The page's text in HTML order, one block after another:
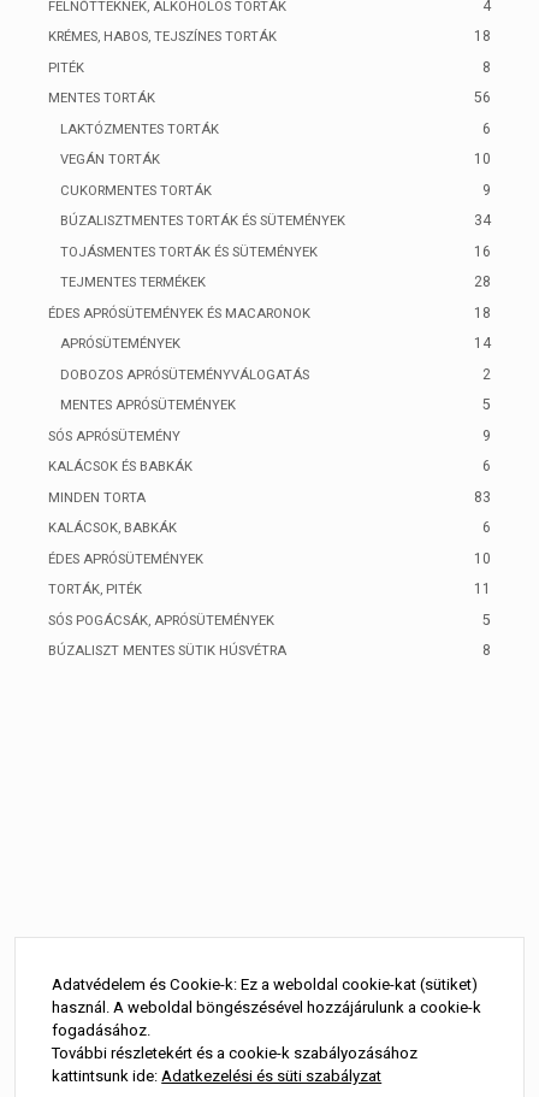
FELNŐTTEKNEK, ALKOHOLOS TORTÁK 4
KRÉMES, HABOS, TEJSZÍNES TORTÁK 18
PITÉK 8
MENTES TORTÁK 56
LAKTÓZMENTES TORTÁK 6
VEGÁN TORTÁK 10
CUKORMENTES TORTÁK 9
BÚZALISZTMENTES TORTÁK ÉS SÜTEMÉNYEK 34
TOJÁSMENTES TORTÁK ÉS SÜTEMÉNYEK 16
TEJMENTES TERMÉKEK 28
ÉDES APRÓSÜTEMÉNYEK ÉS MACARONOK 18
APRÓSÜTEMÉNYEK 14
DOBOZOS APRÓSÜTEMÉNYVÁLOGATÁS 2
MENTES APRÓSÜTEMÉNYEK 5
SÓS APRÓSÜTEMÉNY 9
KALÁCSOK ÉS BABKÁK 6
MINDEN TORTA 83
KALÁCSOK, BABKÁK 6
ÉDES APRÓSÜTEMÉNYEK 10
TORTÁK, PITÉK 11
SÓS POGÁCSÁK, APRÓSÜTEMÉNYEK 5
BÚZALISZT MENTES SÜTIK HÚSVÉTRA 8
Adatvédelem és Cookie-k: Ez a weboldal cookie-kat (sütiket)
használ. A weboldal böngészésével hozzájárulunk a cookie-k
fogadásához.
További részletekért és a cookie-k szabályozásához
kattintsunk ide:Adatkezelési és süti szabályzat